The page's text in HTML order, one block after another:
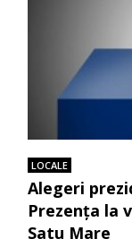
LOCALE
Alegeri
Prezența la
Satu Mare